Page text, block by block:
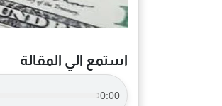
استمع الي المقالة
0:00